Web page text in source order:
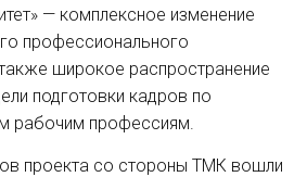
— комплексное изменение
профессионального
широкое распространение
подготовки кадров по
рабочим профессиям.
проекта со стороны ТМК вошли